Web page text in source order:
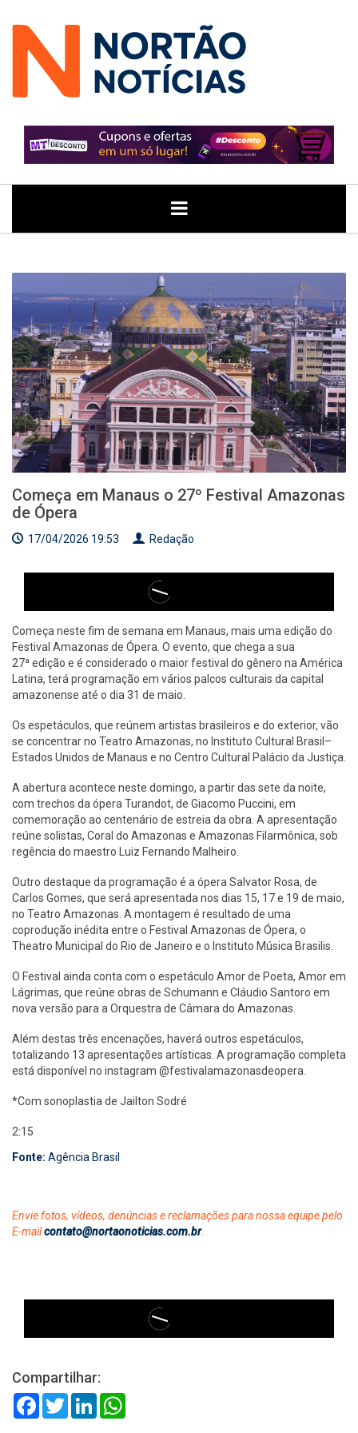
GERAL POLITICA ECONOMIA JUSTIÇA
Começa em Manaus o 27º Festival Amazonas
de Ópera
17/04/2026 19:53 Redação
Começa neste fim de semana em Manaus, mais uma edição do
Festival Amazonas de Ópera. O evento, que chega a sua
27ª edição e é considerado o maior festival do gênero na América
Latina, terá programação em vários palcos culturais da capital
amazonense até o dia 31 de maio.
Os espetáculos, que reúnem artistas brasileiros e do exterior, vão
se concentrar no Teatro Amazonas, no Instituto Cultural Brasil–
Estados Unidos de Manaus e no Centro Cultural Palácio da Justiça.
A abertura acontece neste domingo, a partir das sete da noite,
com trechos da ópera Turandot, de Giacomo Puccini, em
comemoração ao centenário de estreia da obra. A apresentação
reúne solistas, Coral do Amazonas e Amazonas Filarmônica, sob
regência do maestro Luiz Fernando Malheiro.
Outro destaque da programação é a ópera Salvator Rosa, de
Carlos Gomes, que será apresentada nos dias 15, 17 e 19 de maio,
no Teatro Amazonas. A montagem é resultado de uma
coprodução inédita entre o Festival Amazonas de Ópera, o
Theatro Municipal do Rio de Janeiro e o Instituto Música Brasilis.
O Festival ainda conta com o espetáculo Amor de Poeta, Amor em
Lágrimas, que reúne obras de Schumann e Cláudio Santoro em
nova versão para a Orquestra de Câmara do Amazonas.
Além destas três encenações, haverá outros espetáculos,
totalizando 13 apresentações artísticas. A programação completa
está disponível no instagram @festivalamazonasdeopera.
*Com sonoplastia de Jailton Sodré
2:15
Fonte: Agência Brasil
Envie fotos, vídeos, denúncias e reclamações para nossa equipe pelo
E-mailcontato@nortaonoticias.com.br.
Compartilhar:
FacebookTwitterLinkedIn